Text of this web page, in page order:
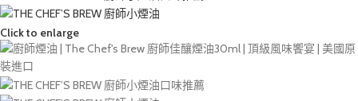
Click to enlarge